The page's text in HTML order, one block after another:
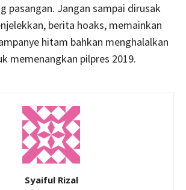
pasangan. Jangan sampai dirusak
berita hoaks, memainkan
hitam bahkan menghalalkan
memenangkan pilpres 2019.
Syaiful Rizal